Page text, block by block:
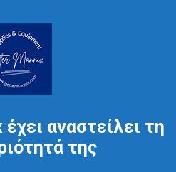
αναστείλει τη
της